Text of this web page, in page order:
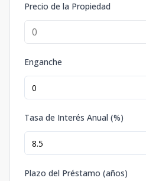
Precio de la Propiedad
Enganche
Tasa de Interés Anual (%)
Plazo del Préstamo (años)